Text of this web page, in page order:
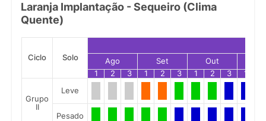
Laranja Implantação - Sequeiro (Clima
Quente)
Ciclo Solo Ago Set Out
1
2 3 1 2 3 1 2 3 1
Grupo
II
Leve
Pesado